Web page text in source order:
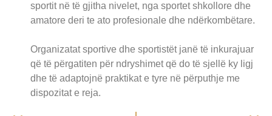
sportit në të gjitha nivelet, nga sportet shkollore dhe
amatore deri te ato profesionale dhe ndërkombëtare.
Organizatat sportive dhe sportistët janë të inkurajuar
që të përgatiten për ndryshimet që do të sjellë ky ligj
dhe të adaptojnë praktikat e tyre në përputhje me
dispozitat e reja.